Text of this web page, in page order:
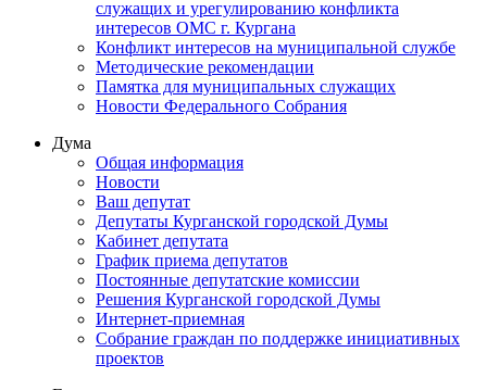
служащих и урегулированию конфликта
интересов ОМС г. Кургана
Конфликт интересов на муниципальной службе
Методические рекомендации
Памятка для муниципальных служащих
Новости Федерального Cобрания
Дума
Общая информация
Новости
Ваш депутат
Депутаты Курганской городской Думы
Кабинет депутата
График приема депутатов
Постоянные депутатские комиссии
Решения Курганской городской Думы
Интернет-приемная
Собрание граждан по поддержке инициативных
проектов